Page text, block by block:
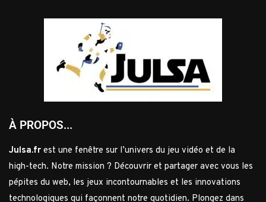
À PROPOS...
Julsa.fr est une fenêtre sur l’univers du jeu vidéo et de la
high-tech. Notre mission ? Découvrir et partager avec vous les
pépites du web, les jeux incontournables et les innovations
technologiques qui façonnent notre quotidien. Plongez dans